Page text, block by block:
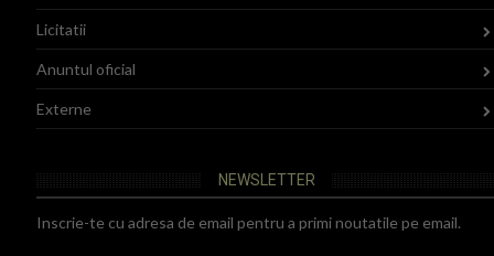
Licitatii
Anuntul oficial
Externe
NEWSLETTER
Inscrie-te cu adresa de email pentru a primi noutatile pe email.